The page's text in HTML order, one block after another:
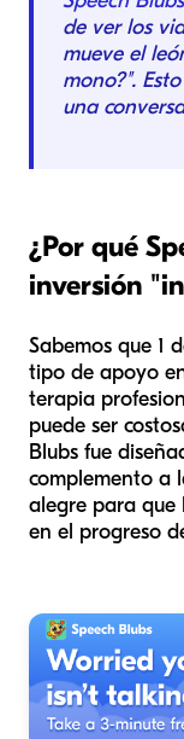
de ver los
mueve el
mono?".
una
¿Por qué
inversión
Sabemos que 1
tipo de apoyo
terapia
puede ser
Blubs fue
complemento a
alegre para que
en el progreso